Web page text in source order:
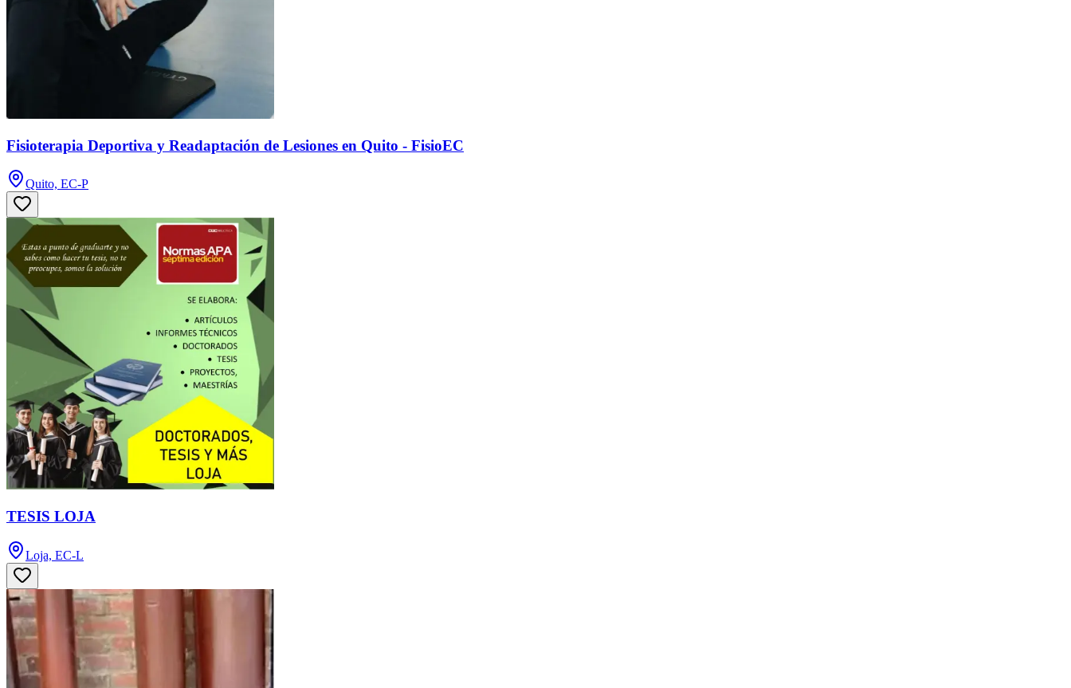
Fisioterapia Deportiva y Readaptación de Lesiones en Quito - FisioEC
Quito, EC-P
TESIS LOJA
Loja, EC-L